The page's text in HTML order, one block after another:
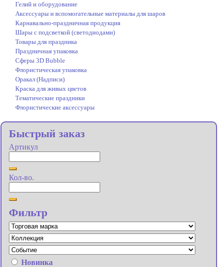
Гелий и оборудование
Аксессуары и вспомогательные материалы для шаров
Карнавально-праздничная продукция
Шары с подсветкой (светодиодами)
Товары для праздника
Праздничная упаковка
Сферы 3D Bubble
Флористическая упаковка
Оракал (Надписи)
Краска для живых цветов
Тематические праздники
Флористические аксессуары
Быстрый заказ
Артикул
Кол-во.
Фильтр
Новинка